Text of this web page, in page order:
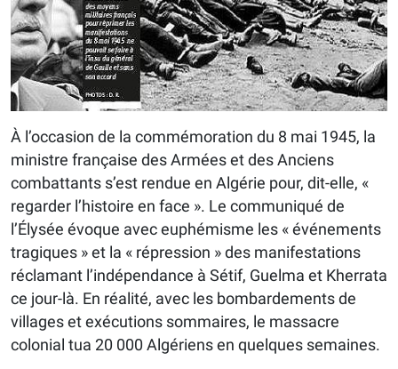
À l’occasion de la commémoration du 8 mai 1945, la
ministre française des Armées et des Anciens
combattants s’est rendue en Algérie pour, dit-elle, «
regarder l’histoire en face ». Le communiqué de
l’Élysée évoque avec euphémisme les « événements
tragiques » et la « répression » des manifestations
réclamant l’indépendance à Sétif, Guelma et Kherrata
ce jour-là. En réalité, avec les bombardements de
villages et exécutions sommaires, le massacre
colonial tua 20 000 Algériens en quelques semaines.